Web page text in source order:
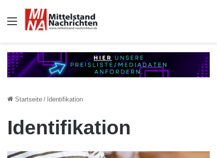
Auswahl
Startseite / Identifikation
Identifikation